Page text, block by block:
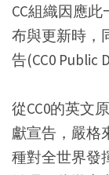
CC組織因應
布與更新時，
告(CC0 Public
從CC0的英文
獻宣告，嚴格
種對全世界發